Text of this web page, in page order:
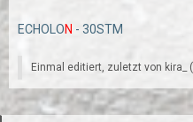
ECHOLON - 30STM
Einmal editiert, zuletzt von kira_ (